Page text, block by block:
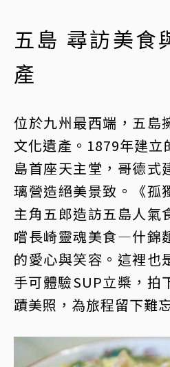
五島 尋訪美食
產
位於九州最西端，五島
文化遺產。1879年建立
島首座天主堂，哥德式
璃營造絕美景致。《孤
主角五郎造訪五島人氣
嚐長崎靈魂美食—什錦
的愛心與笑容。這裡也
手可體驗SUP立槳，拍
蹟美照，為旅程留下難